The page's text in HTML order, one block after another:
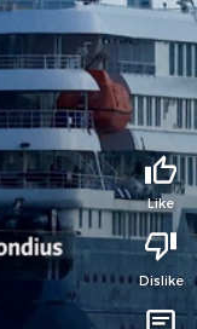
Like
Dislike
Telegram
pendapat.
pendapat.